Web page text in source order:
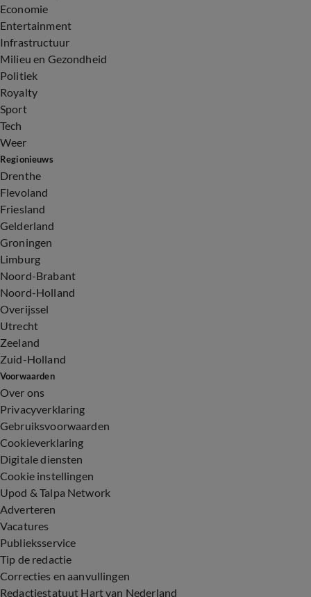
Economie
Entertainment
Infrastructuur
Milieu en Gezondheid
Politiek
Royalty
Sport
Tech
Weer
Regionieuws
Drenthe
Flevoland
Friesland
Gelderland
Groningen
Limburg
Noord-Brabant
Noord-Holland
Overijssel
Utrecht
Zeeland
Zuid-Holland
Voorwaarden
Over ons
Privacyverklaring
Gebruiksvoorwaarden
Cookieverklaring
Digitale diensten
Cookie instellingen
Upod & Talpa Network
Adverteren
Vacatures
Publieksservice
Tip de redactie
Correcties en aanvullingen
Redactiestatuut Hart van Nederland